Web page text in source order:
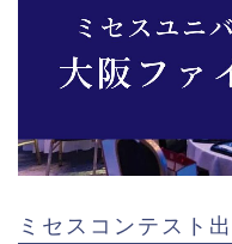
ミセスコンテスト